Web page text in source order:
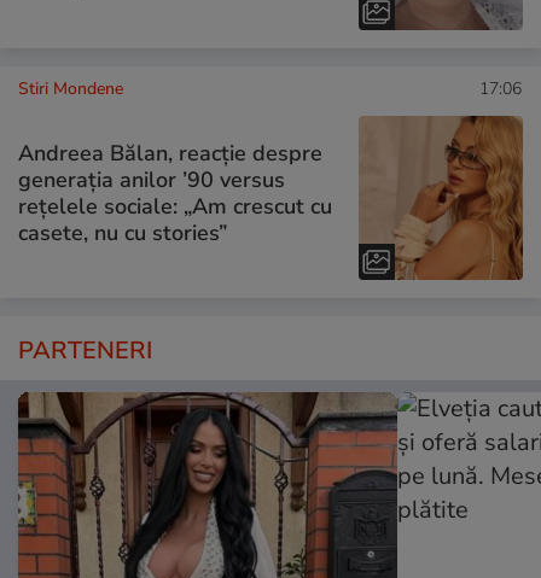
Stiri Mondene 17:06
Andreea Bălan, reacție despre
generația anilor ’90 versus
rețelele sociale: „Am crescut cu
casete, nu cu stories”
PARTENERI